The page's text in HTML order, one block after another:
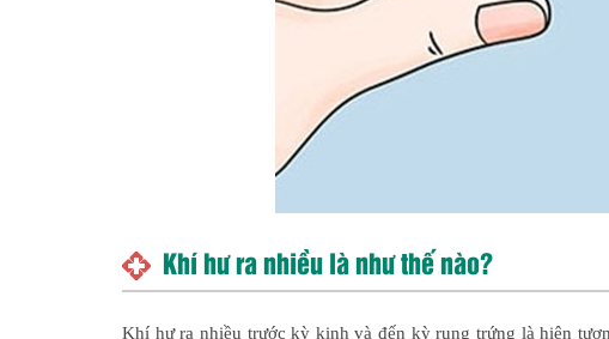
Khí hư ra nhiều là như thế nào?
Khí hư ra nhiều trước kỳ kinh và đến kỳ rụng trứng là hiện